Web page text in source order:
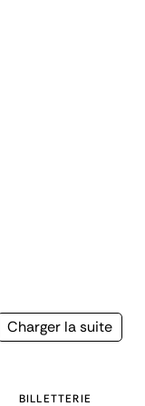
Page
Charger la suite
BILLETTERIE